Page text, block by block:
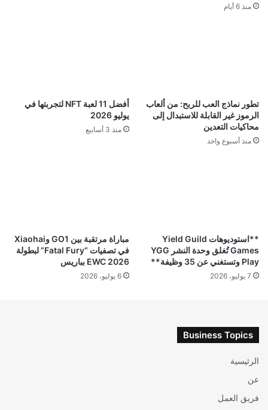
منذ 6 أيام
تطور نماذج العب للربح: من ألعاب
الرموز غير القابلة للاستبدال إلى
محاكيات التعدين
منذ أسبوع واحد
أفضل 11 لعبة NFT لتجربتها في
يوليو 2026
منذ 3 أسابيع
**استوديوهات Yield Guild
Games تُغلق وحدة النشر YGG
Play وتستغني عن 35 وظيفة**
7 يوليو، 2026
مباراة مرتقبة بين GO1 وXiaohai
في تصفيات “Fatal Fury” لبطولة
EWC 2026 بباريس
6 يوليو، 2026
Business Topics
الرئيسية
عن
فريق العمل